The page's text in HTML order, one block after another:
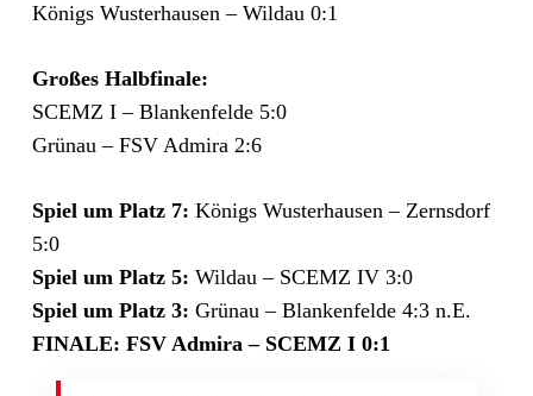
Königs Wusterhausen – Wildau 0:1
Großes Halbfinale:
SCEMZ I – Blankenfelde 5:0
Grünau – FSV Admira 2:6
Spiel um Platz 7: Königs Wusterhausen – Zernsdorf
5:0
Spiel um Platz 5: Wildau – SCEMZ IV 3:0
Spiel um Platz 3: Grünau – Blankenfelde 4:3 n.E.
FINALE: FSV Admira – SCEMZ I 0:1